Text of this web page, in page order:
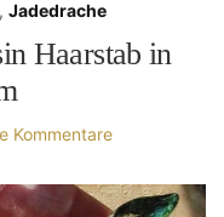
, Jadedrache
Haarstab in
Kommentare